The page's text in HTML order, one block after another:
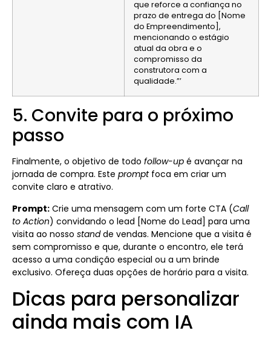
que reforce a confiança no
prazo de entrega do [Nome
do Empreendimento],
mencionando o estágio
atual da obra e o
compromisso da
construtora com a
qualidade.”’
5. Convite para o próximo
passo
Finalmente, o objetivo de todo follow-up é avançar na
jornada de compra. Este promptfoca em criar um
convite claro e atrativo.
Prompt: Crie uma mensagem com um forte CTA (Call
to Action) convidando o lead [Nome do Lead] para uma
visita ao nosso standde vendas. Mencione que a visita é
sem compromisso e que, durante o encontro, ele terá
acesso a uma condição especial ou a um brinde
exclusivo. Ofereça duas opções de horário para a visita.
Dicas para personalizar
ainda mais com IA